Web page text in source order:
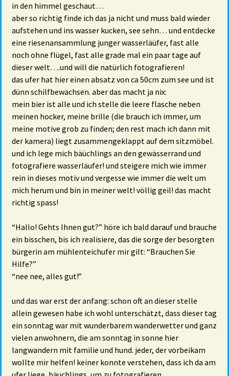
in den himmel geschaut…
aber so richtig finde ich das ja nicht und muss bald wieder
aufstehen und ins wasser kucken, see sehn… und entdecke
eine riesenansammlung junger wasserläüfer, fast alle
noch ohne flügel, fast alle grade mal ein paar tage auf
dieser welt….und will die natürlich fotografieren!
das ufer hat hier einen absatz von ca 50cm zum see und ist
dünn schilfbewachsen. aber das macht ja nix:
mein bier ist alle und ich stelle die leere flasche neben
meinen hocker, meine brille (die brauch ich immer, um
meine motive grob zu finden; den rest mach ich dann mit
der kamera) liegt zusammengeklappt auf dem sitzmöbel.
und ich lege mich bäüchlings an den gewässerrand und
fotografiere wasserläufer! und steigere mich wie immer
rein in dieses motiv und vergesse wie immer die welt um
mich herum und bin in meiner welt! völlig geil! das macht
richtig spass!
“Hallo! Gehts Ihnen gut?” höre ich bald darauf und brauche
ein bisschen, bis ich realisiere, das die sorge der besorgten
bürgerin am mühlenteichufer mir gilt: “Brauchen Sie
Hilfe?”
“nee nee, alles gut!”
und das war erst der anfang: schon oft an dieser stelle
allein gewesen habe ich wohl unterschätzt, dass dieser tag
ein sonntag war mit wunderbarem wanderwetter und ganz
vielen anwohnern, die am sonntag in sonne hier
langwandern mit familie und hund. jeder, der vorbeikam
wollte mir helfen! keiner konnte verstehen, dass ich da am